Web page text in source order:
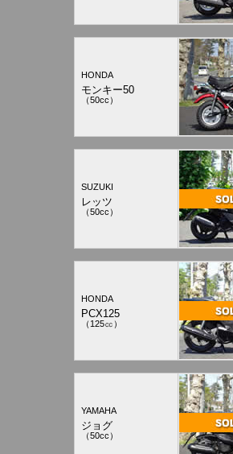
HONDA
モンキー50
（50cc）
SUZUKI
レッツ
（50cc）
HONDA
PCX125
（125㏄）
YAMAHA
ジョグ
（50cc）